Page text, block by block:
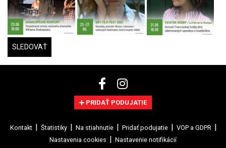
SLEDOVAŤ
PRIDAŤ PODUJATIE
Kontakt Štatistiky Na stiahnutie Pridať podujatie
VOP a GDPR
Nastavenia cookies
Nastavenie notifikácií